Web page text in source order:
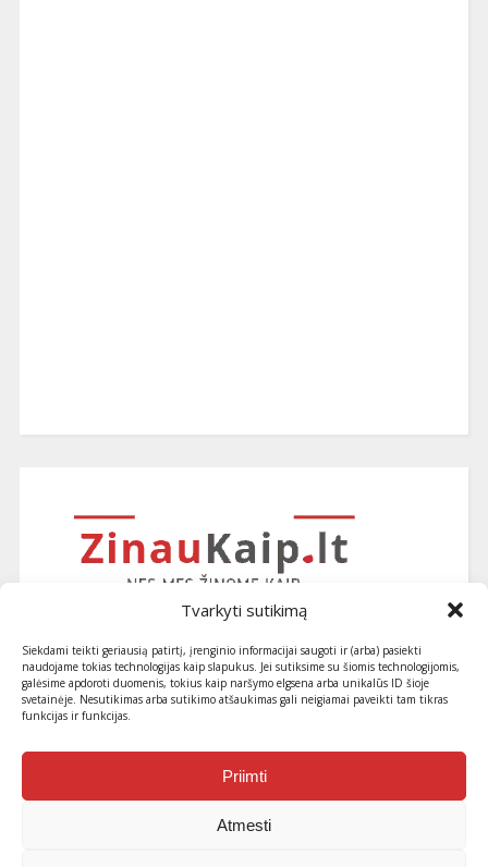
Tvarkyti sutikimą
Siekdami teikti geriausią patirtį, įrenginio informacijai saugoti ir (arba) pasiekti
naudojame tokias technologijas kaip slapukus. Jei sutiksime su šiomis technologijomis,
galėsime apdoroti duomenis, tokius kaip naršymo elgsena arba unikalūs ID šioje
svetainėje. Nesutikimas arba sutikimo atšaukimas gali neigiamai paveikti tam tikras
funkcijas ir funkcijas.
Priimti
Atmesti
Užsiprenumeruokite naujausius
straipsnius ir patarimus